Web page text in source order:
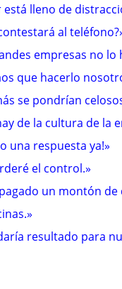
está lleno de
al
empresas no lo
que hacerlo
se pondrían
de la cultura de la
una respuesta ya!»
el control.»
un montón
resultado para